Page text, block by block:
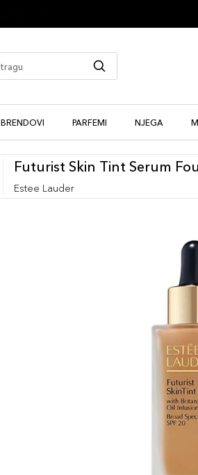
BRENDOVI PARFEMI NJEGA
Futurist Skin Tint Serum
Estee Lauder